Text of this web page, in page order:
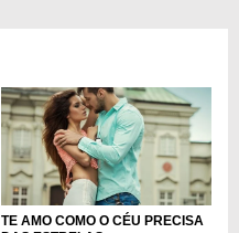
TE AMO COMO O CÉU PRECISA